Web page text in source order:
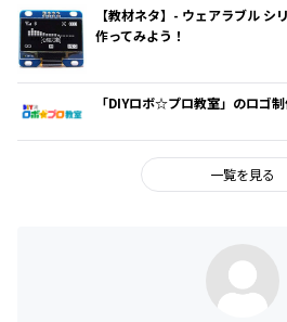
【教材ネタ】- ウェアラブル シ
作ってみよう！
「DIYロボ☆プロ教室」のロゴ
一覧を見る